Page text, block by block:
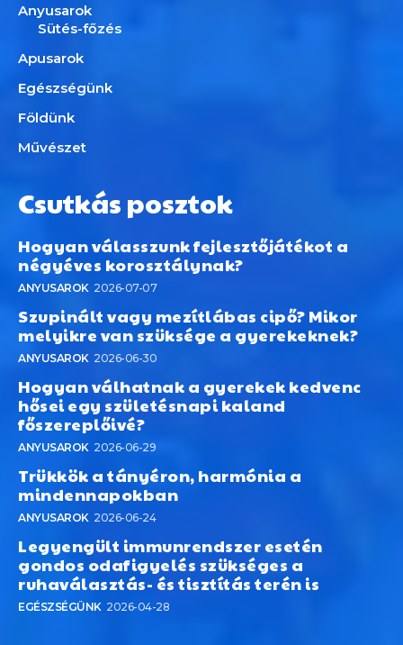
Anyusarok
Sütés-főzés
Apusarok
Egészségünk
Földünk
Művészet
Csutkás posztok
Hogyan válasszunk fejlesztőjátékot a
négyéves korosztálynak?
ANYUSAROK 2026-07-07
Szupinált vagy mezítlábas cipő? Mikor
melyikre van szüksége a gyerekeknek?
ANYUSAROK 2026-06-30
Hogyan válhatnak a gyerekek kedvenc
hősei egy születésnapi kaland
főszereplőivé?
ANYUSAROK 2026-06-29
Trükkök a tányéron, harmónia a
mindennapokban
ANYUSAROK 2026-06-24
Legyengült immunrendszer esetén
gondos odafigyelés szükséges a
ruhaválasztás- és tisztítás terén is
EGÉSZSÉGÜNK 2026-04-28